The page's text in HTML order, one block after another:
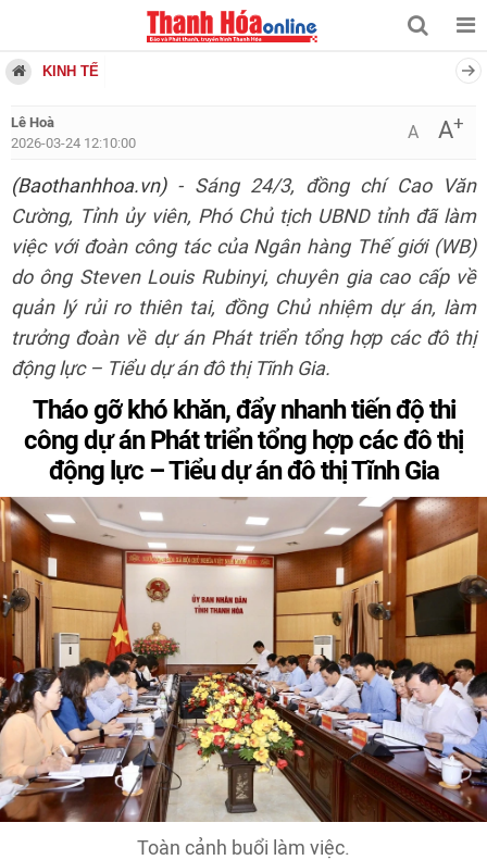
KINH TẾ
Lê Hoà
2026-03-24 12:10:00
A A+
(Baothanhhoa.vn)- Sáng 24/3, đồng chí Cao Văn
Cường, Tỉnh ủy viên, Phó Chủ tịch UBND tỉnh đã làm
việc với đoàn công tác của Ngân hàng Thế giới (WB)
do ông Steven Louis Rubinyi, chuyên gia cao cấp về
quản lý rủi ro thiên tai, đồng Chủ nhiệm dự án, làm
trưởng đoàn về dự án Phát triển tổng hợp các đô thị
động lực – Tiểu dự án đô thị Tĩnh Gia.
Tháo gỡ khó khăn, đẩy nhanh tiến độ thi
công dự án Phát triển tổng hợp các đô thị
động lực – Tiểu dự án đô thị Tĩnh Gia
Toàn cảnh buổi làm việc.